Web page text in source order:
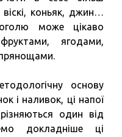
коньяк, джин…
може цікаво
ягодами,
прянощами.
основу
і наливок, ці напої
один від
докладніше ці